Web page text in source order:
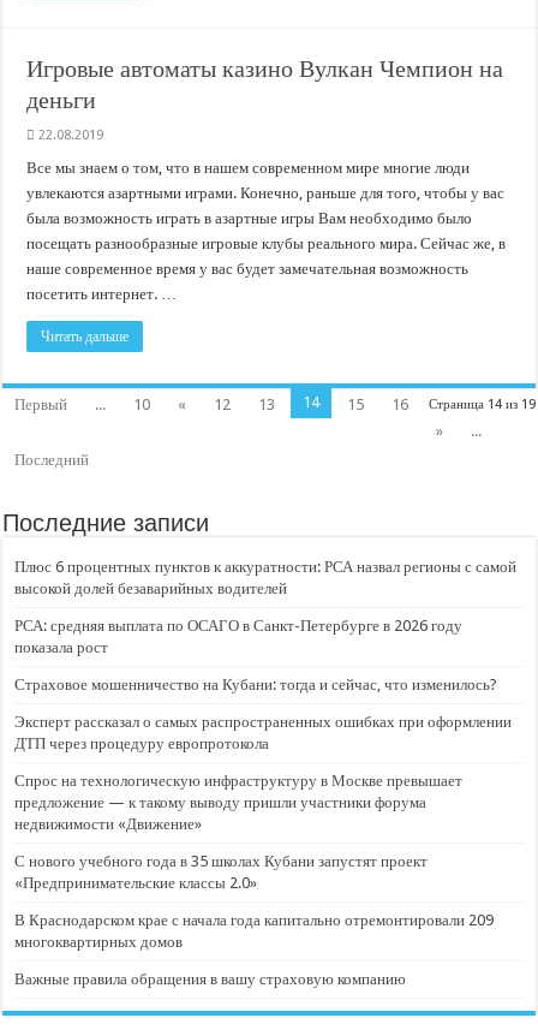
Игровые автоматы казино Вулкан Чемпион на
деньги
22.08.2019
Все мы знаем о том, что в нашем современном мире многие люди
увлекаются азартными играми. Конечно, раньше для того, чтобы у вас
была возможность играть в азартные игры Вам необходимо было
посещать разнообразные игровые клубы реального мира. Сейчас же, в
наше современное время у вас будет замечательная возможность
посетить интернет. …
Читать дальше
Страница 14 из 19
Первый ... 10 « 12 13 14 15
16
»
...
Последний
Последние записи
Плюс 6 процентных пунктов к аккуратности: РСА назвал регионы с самой
высокой долей безаварийных водителей
РСА: средняя выплата по ОСАГО в Санкт-Петербурге в 2026 году
показала рост
Страховое мошенничество на Кубани: тогда и сейчас, что изменилось?
Эксперт рассказал о самых распространенных ошибках при оформлении
ДТП через процедуру европротокола
Спрос на технологическую инфраструктуру в Москве превышает
предложение — к такому выводу пришли участники форума
недвижимости «Движение»
С нового учебного года в 35 школах Кубани запустят проект
«Предпринимательские классы 2.0»
В Краснодарском крае с начала года капитально отремонтировали 209
многоквартирных домов
Важные правила обращения в вашу страховую компанию